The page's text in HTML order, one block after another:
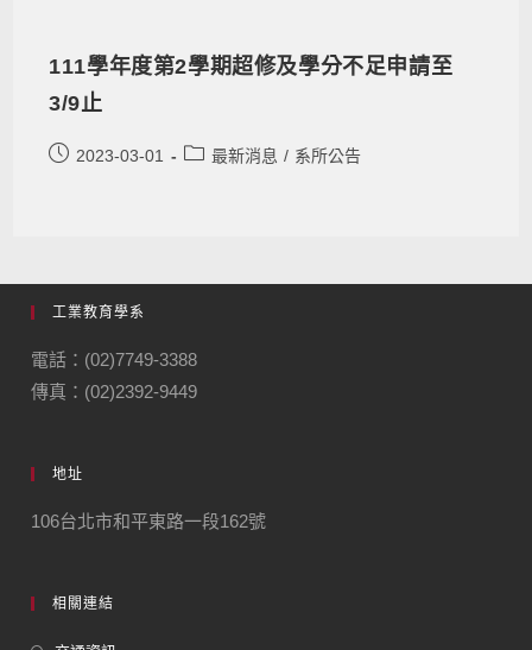
111學年度第2學期超修及學分不足申請至
3/9止
2023-03-01 最新消息 / 系所公告
工業教育學系
電話：(02)7749-3388
傳真：(02)2392-9449
地址
106台北市和平東路一段162號
相關連結